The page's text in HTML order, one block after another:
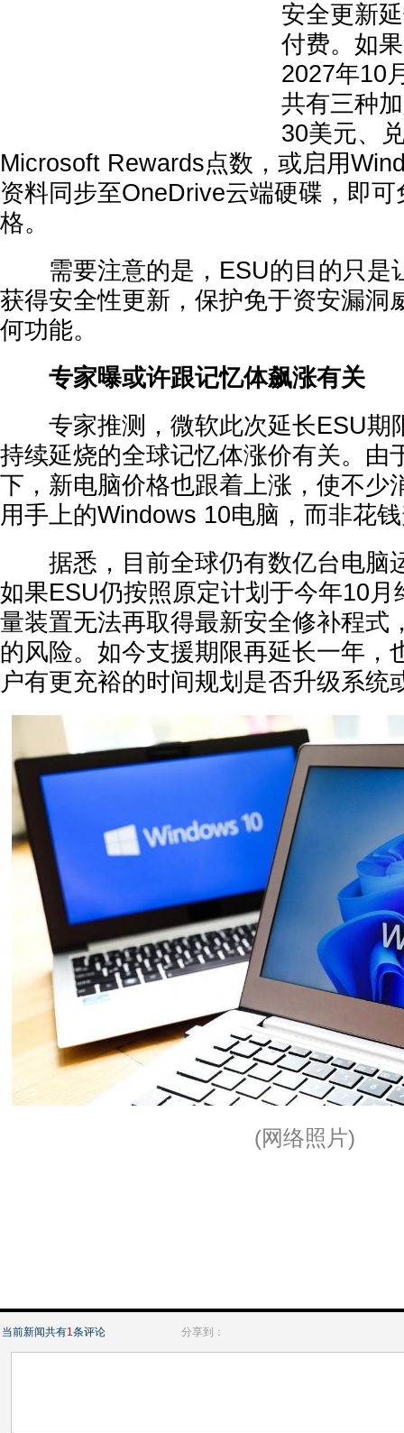
安全更新
付费。如
2027年10
共有三种
30美元、
Microsoft Rewards点数，或启用
资料同步至OneDrive云端硬碟，即
格。
需要注意的是，ESU的目的只是
获得安全性更新，保护免于资安漏洞
何功能。
专家曝或许跟记忆体飙涨有关
专家推测，微软此次延长ESU期
持续延烧的全球记忆体涨价有关。由
下，新电脑价格也跟着上涨，使不少
用手上的Windows 10电脑，而非花
据悉，目前全球仍有数亿台电脑
如果ESU仍按照原定计划于今年10月
量装置无法再取得最新安全修补程式
的风险。如今支援期限再延长一年，
户有更充裕的时间规划是否升级系统
(网络照片)
当前新闻共有1 条评论 分享到：